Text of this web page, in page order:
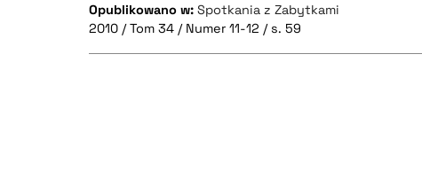
CZYSTY TEKST
Opublikowano w: Spotkania z Zabytkami
2010 / Tom 34 / Numer 11-12 / s. 59